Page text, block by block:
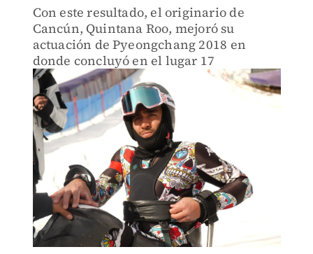
Con este resultado, el originario de
Cancún, Quintana Roo, mejoró su
actuación de Pyeongchang 2018 en
donde concluyó en el lugar 17